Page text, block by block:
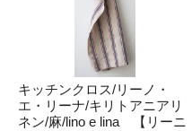
キッチンクロス/リーノ・
エ・リーナ/キリトアニアリ
ネン/麻/lino e lina 【リーニ